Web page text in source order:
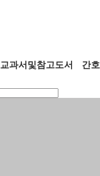
교과서및참고도서 간